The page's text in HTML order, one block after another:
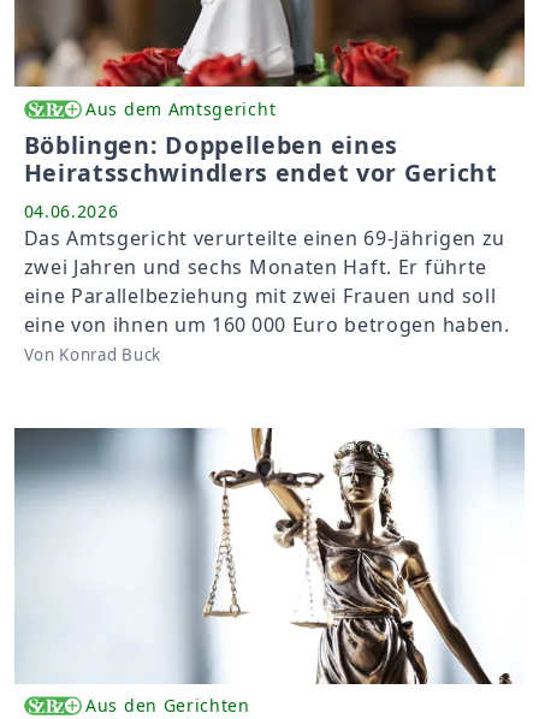
Aus dem Amtsgericht
Böblingen: Doppelleben eines
Heiratsschwindlers endet vor Gericht
04.06.2026
Das Amtsgericht verurteilte einen 69-Jährigen zu
zwei Jahren und sechs Monaten Haft. Er führte
eine Parallelbeziehung mit zwei Frauen und soll
eine von ihnen um 160 000 Euro betrogen haben.
Von Konrad Buck
Aus den Gerichten